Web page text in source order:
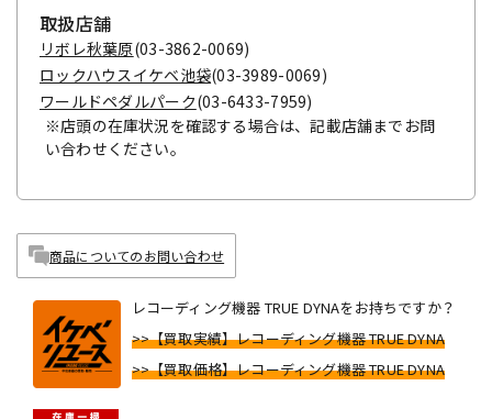
取扱店舗
リボレ秋葉原(03-3862-0069)
ロックハウスイケベ池袋(03-3989-0069)
ワールドペダルパーク(03-6433-7959)
※店頭の在庫状況を確認する場合は、記載店舗までお問
い合わせください。
商品についてのお問い合わせ
レコーディング機器 TRUE DYNAをお持ちですか？
>>【買取実績】レコーディング機器 TRUE DYNA
>>【買取価格】レコーディング機器 TRUE DYNA